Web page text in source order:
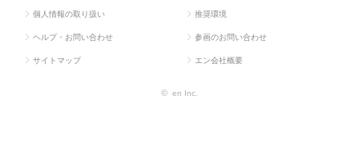
個人情報の取り扱い 推奨環境
ヘルプ・お問い合わせ 参画のお問い合わせ
サイトマップ エン会社概要
© en Inc.